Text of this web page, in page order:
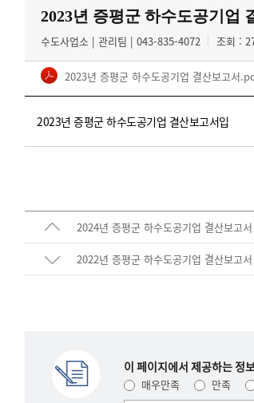
2023년 증평군 하수도공기업
수도사업소 | 관리팀 | 043-835-4072 조회 :
2023년 증평군 하수도공기업 결산보고서
2023년 증평군 하수도공기업 결산보고서입
2024년 증평군 하수도공기업 결산보고서
2022년 증평군 하수도공기업 결산보고서
이 페이지에서 제공하는 정
매우만족 만족